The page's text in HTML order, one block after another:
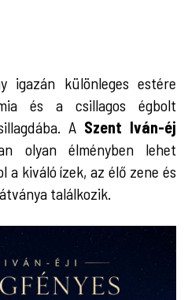
igazán különleges estére
és a csillagos égbolt
A Szent Iván-éj
olyan élményben lehet
a kiváló ízek, az élő zene és
találkozik.